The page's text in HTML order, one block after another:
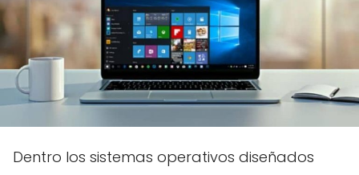
Dentro los sistemas operativos diseñados